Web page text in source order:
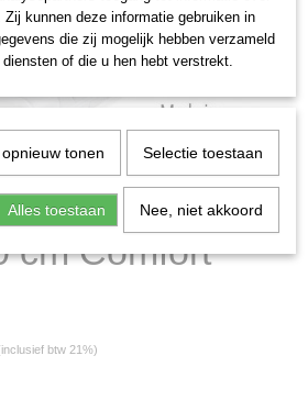
-
cm Comfort
btw 21%)
kunnen deze informatie gebruiken in
die zij mogelijk hebben verzameld
of die u hen hebt verstrekt.
tonen Selectie toestaan
Alles toestaan Nee, niet akkoord